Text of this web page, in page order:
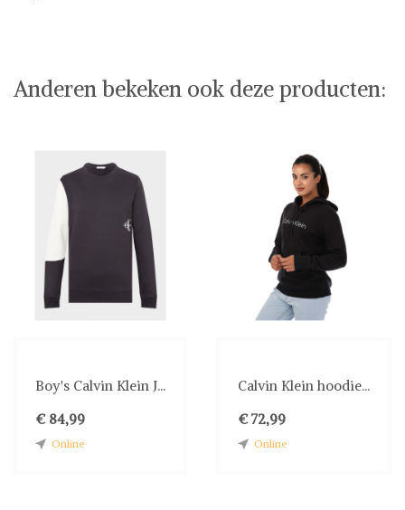
Anderen bekeken ook deze producten:
Boy's Calvin Klein J...
€ 84,99
Online
Calvin Klein hoodie...
€ 72,99
Online